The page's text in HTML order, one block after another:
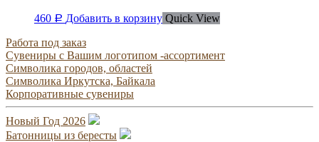
460 Р Добавить в корзину Quick View
Работа под заказ
Сувениры с Вашим логотипом -ассортимент
Символика городов, областей
Символика Иркутска, Байкала
Корпоративные сувениры
Новый Год 2026
Батонницы из бересты